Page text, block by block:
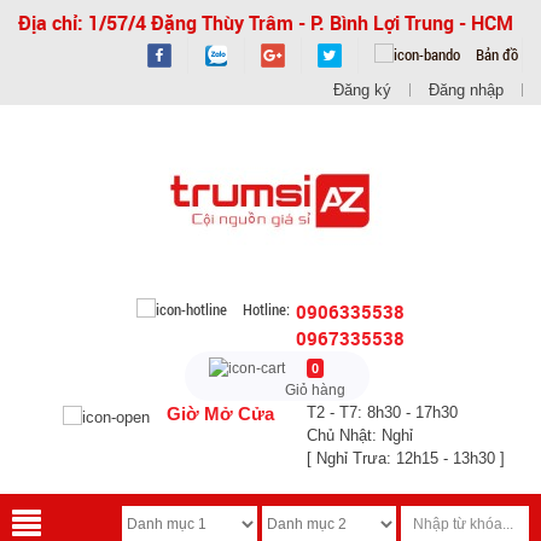
Địa chỉ: 1/57/4 Đặng Thùy Trâm - P. Bình Lợi Trung - HCM
Bản đồ
Đăng ký Đăng nhập
Hotline: 0906335538
0967335538
0
Giỏ hàng
Giờ Mở Cửa
T2 - T7: 8h30 - 17h30
Chủ Nhật: Nghỉ
[ Nghỉ Trưa: 12h15 - 13h30 ]